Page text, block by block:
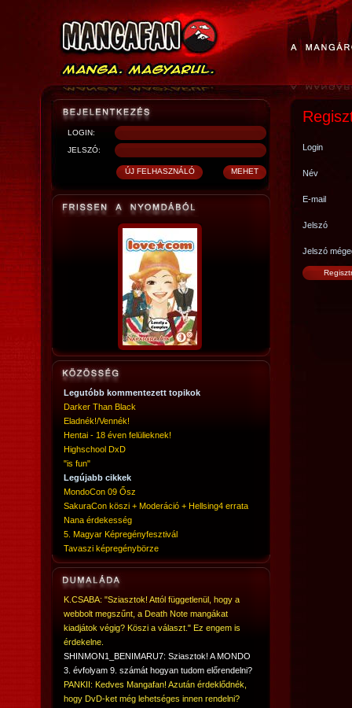
LOGIN:
JELSZÓ:
Legutóbb kommentezett topikok
Darker Than Black
Eladnék!/Vennék!
Hentai - 18 éven felülieknek!
Highschool DxD
"is fun"
Legújabb cikkek
MondoCon 09 Ősz
SakuraCon köszi + Moderáció + Hellsing4 errata
Nana érdekesség
5. Magyar Képregényfesztivál
Tavaszi képregénybörze
K.CSABA: "Sziasztok! Attól függetlenül, hogy a
webbolt megszűnt, a Death Note mangákat
kiadjátok végig? Köszi a választ." Ez engem is
érdekelne.
SHINMON1_BENIMARU7: Sziasztok! A MONDO
3. évfolyam 9. számát hogyan tudom előrendelni?
PANKII: Kedves Mangafan! Azután érdeklődnék,
hogy DvD-ket még lehetséges innen rendelni?
Login
Név
E-mail
Jelszó
Jelszó